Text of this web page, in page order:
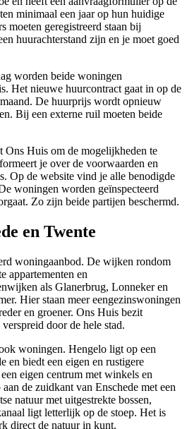
minimaal een jaar op hun huidige
moeten geregistreerd staan bij
huurachterstand zijn en je moet goed
worden beide woningen
Het nieuwe huurcontract gaat in op de
De huurprijs wordt opnieuw
Bij een externe ruil moeten beide
Ons Huis om de mogelijkheden te
je over de voorwaarden en
Op de website vind je alle benodigde
woningen worden geïnspecteerd
Zo zijn beide partijen beschermd.
en Twente
woningaanbod. De wijken rondom
appartementen en
als Glanerbrug, Lonneker en
Hier staan meer eengezinswoningen
en groener. Ons Huis bezit
door de hele stad.
woningen. Hengelo ligt op een
en biedt een eigen en rustigere
eigen centrum met winkels en
de zuidkant van Enschede met een
natuur met uitgestrekte bossen,
ligt letterlijk op de stoep. Het is
direct de natuur in kunt.